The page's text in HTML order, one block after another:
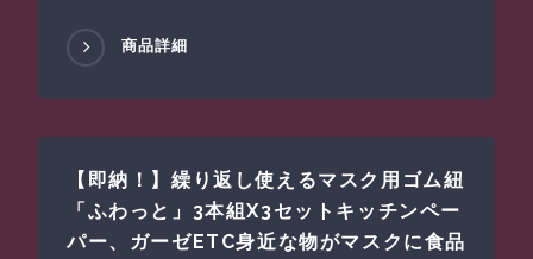
商品詳細
【即納！】繰り返し使えるマスク用ゴム紐
「ふわっと」3本組X3セットキッチンペー
パー、ガーゼETC身近な物がマスクに食品